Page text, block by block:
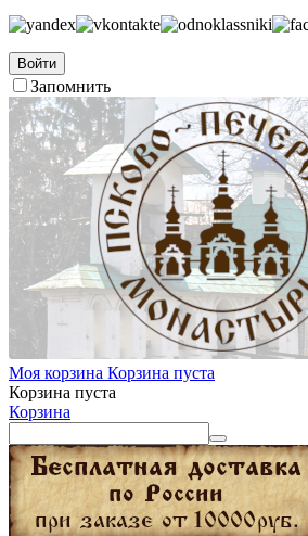
Войти
Запомнить
Моя корзина Корзина пуста
Корзина пуста
Корзина